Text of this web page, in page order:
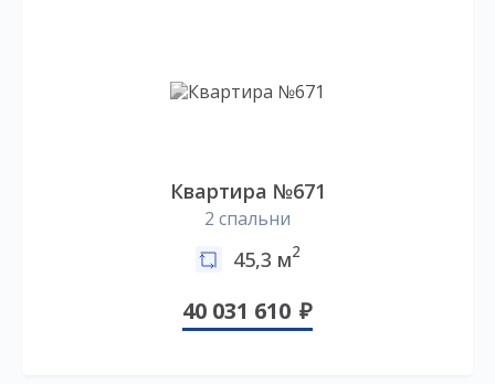
Квартира №671
2 спальни
45,3 м2
40 031 610